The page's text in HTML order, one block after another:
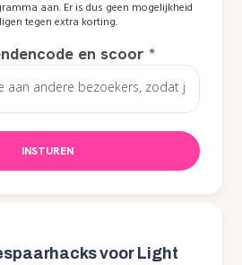
aan. Er is dus geen mogelijkheid
tegen extra korting.
en scoor*
INSTUREN
voor Light